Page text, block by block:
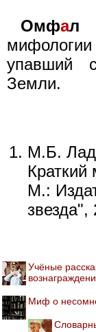
Омфал
упавший
Земли.
М.Б.
Краткий
М.:
звезда",
Учёные
Миф о